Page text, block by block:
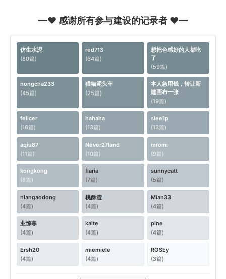
—♥ 感谢所有参与建设的记录者 ♥—
仿生水泥
(80篇)
red713
(64篇)
想把色感好的人都吃
了
(59篇)
nongcha233
(45篇)
猫猫泥头车
(25篇)
本人急用钱，转让新
建画布一张
(19篇)
felicer
(16篇)
hahaha
(13篇)
slee1p
(13篇)
aqiu87
(11篇)
Never27land
(10篇)
mromi
(9篇)
kongkong
(8篇)
flaria
(7篇)
sunnycatt
(5篇)
niangaodong
(4篇)
桃酥渣
(4篇)
Mian33
(4篇)
业惊寒
(4篇)
kaite
(4篇)
pine
(4篇)
Ersh20
(4篇)
miemiele
(4篇)
ROSEy
(3篇)